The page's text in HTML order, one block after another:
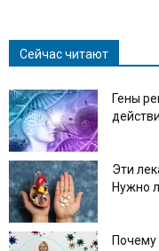
Сейчас читают
Гены
Эти
Нужно